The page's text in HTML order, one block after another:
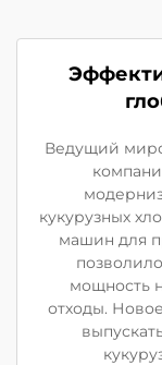
Ведущий
кукурузных
машин для
мощность
отходы.